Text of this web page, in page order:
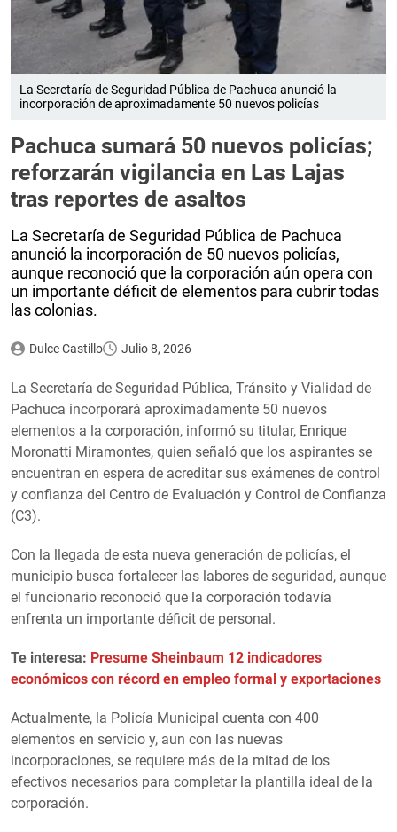
La Secretaría de Seguridad Pública de Pachuca anunció la
incorporación de aproximadamente 50 nuevos policías
Pachuca sumará 50 nuevos policías;
reforzarán vigilancia en Las Lajas
tras reportes de asaltos
La Secretaría de Seguridad Pública de Pachuca
anunció la incorporación de 50 nuevos policías,
aunque reconoció que la corporación aún opera con
un importante déficit de elementos para cubrir todas
las colonias.
Dulce Castillo Julio 8, 2026
La Secretaría de Seguridad Pública, Tránsito y Vialidad de
Pachuca incorporará aproximadamente 50 nuevos
elementos a la corporación, informó su titular, Enrique
Moronatti Miramontes, quien señaló que los aspirantes se
encuentran en espera de acreditar sus exámenes de control
y confianza del Centro de Evaluación y Control de Confianza
(C3).
Con la llegada de esta nueva generación de policías, el
municipio busca fortalecer las labores de seguridad, aunque
el funcionario reconoció que la corporación todavía
enfrenta un importante déficit de personal.
Te interesa: Presume Sheinbaum 12 indicadores
económicos con récord en empleo formal y exportaciones
Actualmente, la Policía Municipal cuenta con 400
elementos en servicio y, aun con las nuevas
incorporaciones, se requiere más de la mitad de los
efectivos necesarios para completar la plantilla ideal de la
corporación.